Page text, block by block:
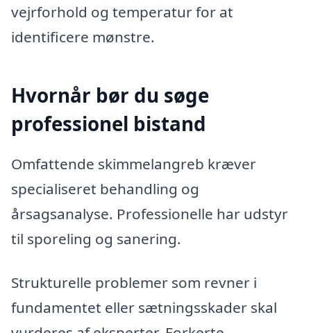
vejrforhold og temperatur for at
identificere mønstre.
Hvornår bør du søge
professionel bistand
Omfattende skimmelangreb kræver
specialiseret behandling og
årsagsanalyse. Professionelle har udstyr
til sporeling og sanering.
Strukturelle problemer som revner i
fundamentet eller sætningsskader skal